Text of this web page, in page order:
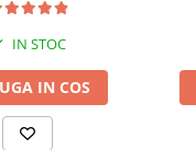
IN STOC
IN COS